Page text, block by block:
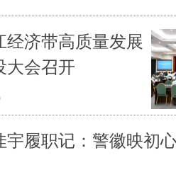
经济带高质量发展
大会召开
宇履职记：警徽映初